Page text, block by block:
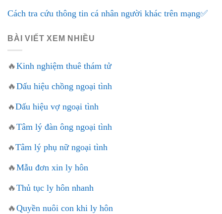
Cách tra cứu thông tin cá nhân người khác trên mạng✅
BÀI VIẾT XEM NHIỀU
🔥Kinh nghiệm thuê thám tử
🔥Dấu hiệu chồng ngoại tình
🔥Dấu hiệu vợ ngoại tình
🔥Tâm lý đàn ông ngoại tình
🔥Tâm lý phụ nữ ngoại tình
🔥Mẫu đơn xin ly hôn
🔥Thủ tục ly hôn nhanh
🔥Quyền nuôi con khi ly hôn